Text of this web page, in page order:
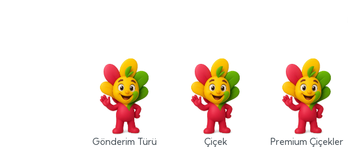
Gönderim Türü Çiçek Premium Çiçekler